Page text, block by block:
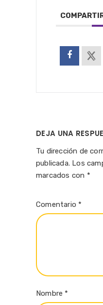
DEJA UNA
Tu dirección de
publicada. Los
marcados con *
Comentario *
Nombre *